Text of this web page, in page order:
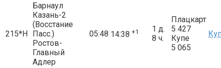
215*Н
Барнаул
Казань-2
(Восстание
Пасс.)
Ростов-
Главный
Адлер
05:48 14:38 +1
1 д.
8 ч.
Плацкарт
5 427
Купе
5 065